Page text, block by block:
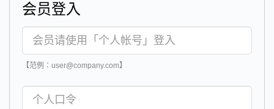
会员登入
【范例：user@company.com】